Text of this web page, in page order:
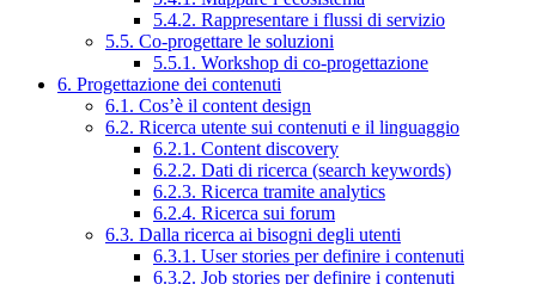
5.4.2. Rappresentare i flussi di servizio
5.5. Co-progettare le soluzioni
5.5.1. Workshop di co-progettazione
6. Progettazione dei contenuti
6.1. Cos’è il content design
6.2. Ricerca utente sui contenuti e il linguaggio
6.2.1. Content discovery
6.2.2. Dati di ricerca (search keywords)
6.2.3. Ricerca tramite analytics
6.2.4. Ricerca sui forum
6.3. Dalla ricerca ai bisogni degli utenti
6.3.1. User stories per definire i contenuti
6.3.2. Job stories per definire i contenuti